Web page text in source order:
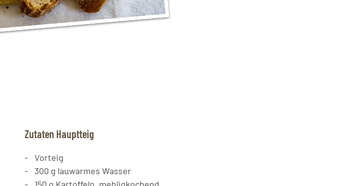
Zutaten Hauptteig
Vorteig
300 g lauwarmes Wasser